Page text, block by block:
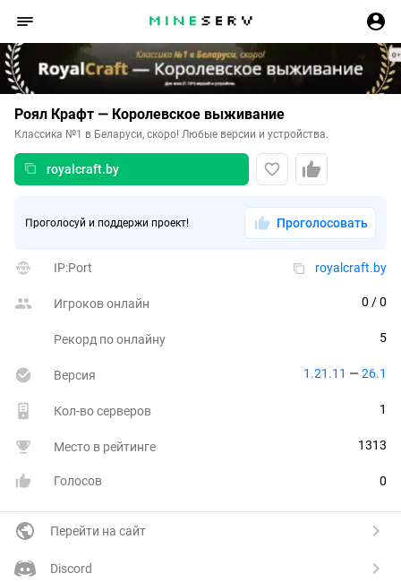
Роял Крафт — Королевское выживание
Классика №1 в Беларуси, скоро! Любые версии и устройства.
royalcraft.by
Проголосуй и поддержи проект! Проголосовать
IP:Port royalcraft.by
Игроков онлайн 0 / 0
Рекорд по онлайну 5
Версия 1.21.11 — 26.1
Кол-во серверов 1
Место в рейтинге 1313
Голосов 0
Перейти на сайт
Discord